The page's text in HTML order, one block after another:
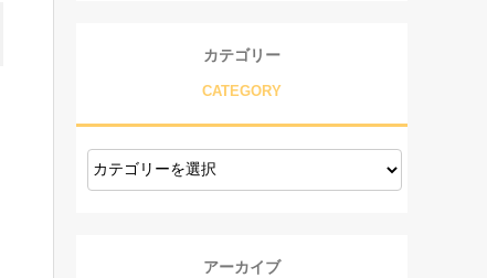
カテゴリー
CATEGORY
アーカイブ